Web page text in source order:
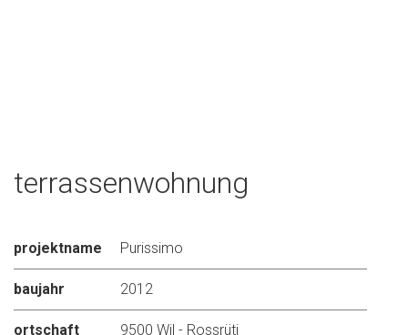
terrassenwohnung
projektname Purissimo
baujahr 2012
ortschaft 9500 Wil - Rossrüti